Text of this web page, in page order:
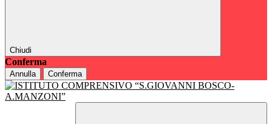
Chiudi
Conferma
Annulla Conferma